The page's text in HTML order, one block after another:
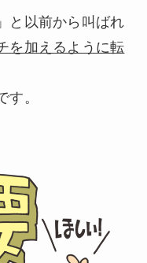
と以前から叫ばれ
を加えるように転
。